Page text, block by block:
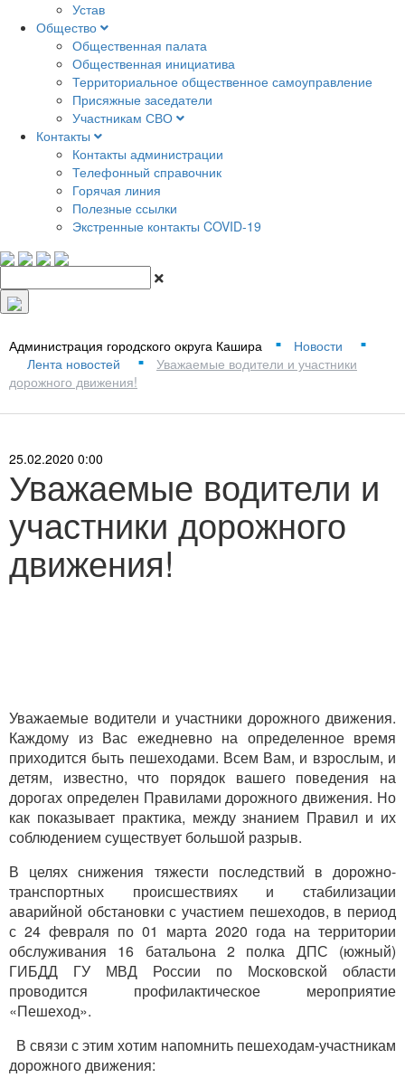
Устав
Общество
Общественная палата
Общественная инициатива
Территориальное общественное самоуправление
Присяжные заседатели
Участникам СВО
Контакты
Контакты администрации
Телефонный справочник
Горячая линия
Полезные ссылки
Экстренные контакты COVID-19
Администрация городского округа Кашира ■ Новости ■
Лента новостей ■
Уважаемые водители и участники
дорожного движения!
25.02.2020 0:00
Уважаемые водители и
участники дорожного
движения!
Уважаемые водители и участники дорожного движения.
Каждому из Вас ежедневно на определенное время
приходится быть пешеходами. Всем Вам, и взрослым, и
детям, известно, что порядок вашего поведения на
дорогах определен Правилами дорожного движения. Но
как показывает практика, между знанием Правил и их
соблюдением существует большой разрыв.
В целях снижения тяжести последствий в дорожно-
транспортных происшествиях и стабилизации
аварийной обстановки с участием пешеходов, в период
с 24 февраля по 01 марта 2020 года на территории
обслуживания 16 батальона 2 полка ДПС (южный)
ГИБДД ГУ МВД России по Московской области
проводится профилактическое мероприятие
«Пешеход».
В связи с этим хотим напомнить пешеходам-участникам
дорожного движения: